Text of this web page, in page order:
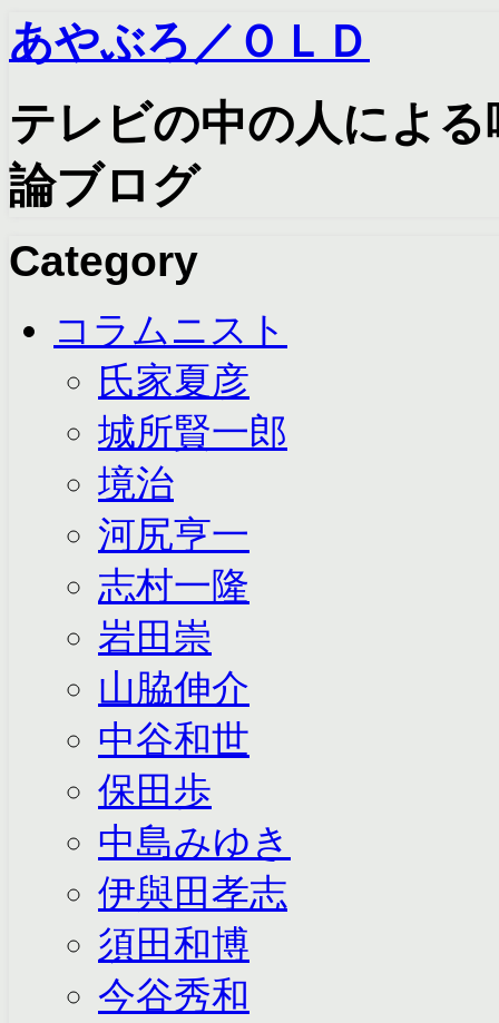
あやぶろ／ＯＬＤ
テレビの中の人によ
論ブログ
Category
コラムニスト
氏家夏彦
城所賢一郎
境治
河尻亨一
志村一隆
岩田崇
山脇伸介
中谷和世
保田歩
中島みゆき
伊與田孝志
須田和博
今谷秀和